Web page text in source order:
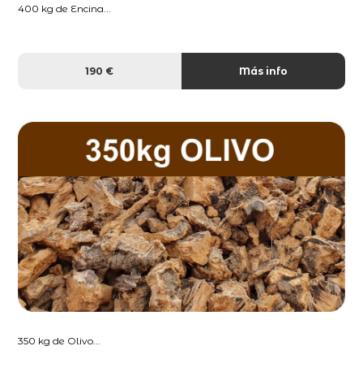
400 kg de Encina...
190 € Más info
350 kg de Olivo...